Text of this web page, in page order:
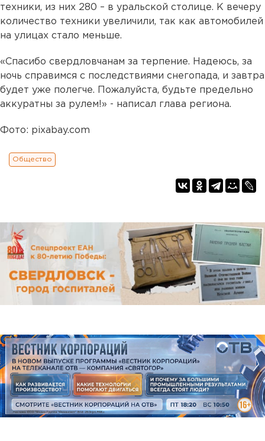
техники, из них 280 – в уральской столице. К вечеру
количество техники увеличили, так как автомобилей
на улицах стало меньше.
«Спасибо свердловчанам за терпение. Надеюсь, за
ночь справимся с последствиями снегопада, и завтра
будет уже полегче. Пожалуйста, будьте предельно
аккуратны за рулем!» - написал глава региона.
Фото: pixabay.com
Общество